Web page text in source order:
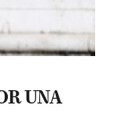
UNA